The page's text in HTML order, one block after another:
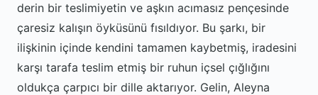
derin bir teslimiyetin ve aşkın acımasız pençesinde
çaresiz kalışın öyküsünü fısıldıyor. Bu şarkı, bir
ilişkinin içinde kendini tamamen kaybetmiş, iradesini
karşı tarafa teslim etmiş bir ruhun içsel çığlığını
oldukça çarpıcı bir dille aktarıyor. Gelin, Aleyna